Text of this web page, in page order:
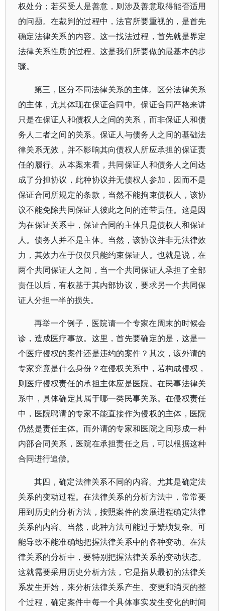
权处分；若买受人是善意，则涉及善意取得能否适用
的问题。在裁判的过程中，法官所要重视的，是首先
确定法律关系的内容。这一找法过程，首先就是界定
法律关系性质的过程。这是我们所要做的最基本的步
骤。
第三，区分不同法律关系的主体。区分法律关系
的主体，尤其体现在保证合同中。保证合同严格来讲
只是在保证人和债权人之间的关系，而非保证人和债
务人二者之间的关系。保证人与债务人之间的基础法
律关系无效，并不影响其向债权人所应承担的保证责
任的履行。从本案来看，共同保证人和债务人之间达
成了分担协议，此种协议并无债权人参加，因而不是
保证合同所规定的条款，当然不能拘束债权人，该协
议不能免除共同保证人彼此之间的连带责任。这是因
为在保证关系中，保证合同的主体只是债权人和保证
人。债务人并不是主体。当然，该协议并非无法律效
力，其效力在于仅仅只能约束保证人。也就是说，在
两个共同保证人之间，当一个共同保证人承担了全部
责任以后，有权基于其内部协议，要求另一个共同保
证人分担一半的损失。
再举一个例子，医院请一个专家在周末的时候会
诊，造成医疗事故。这里，首先要确定的是，这是一
个医疗侵权的案件还是违约的案件？其次，该外请的
专家究竟是什么身份？在侵权关系中，若构成侵权，
则医疗侵权责任的承担主体应是医院。在民事法律关
系中，具体确定其属于哪一类民事关系。在侵权责任
中，医院聘请的专家不能直接作为侵权的主体，医院
仍然是责任主体。而外请的专家和医院之间形成一种
内部合同关系，医院在承担责任之后，可以根据这种
合同进行追偿。
其四，确定法律关系不同的内容。尤其是确定法
关系的变动过程。在法律关系的分析方法中，常常要
用到历史的分析方法，按照案件的发展进程确定法律
关系的内容。当然，此种方法可能过于繁琐复杂。可
能导致不能准确地把握法律关系中的各种变动。在法
律关系的分析中，要特别把握法律关系的变动状态。
这就需要采用历史分析方法，它是指从最初的法律关
系发生开始，来分析法律关系产生、变更和消灭的整
个过程，确定案件中每一个具体事实发生变化的时间